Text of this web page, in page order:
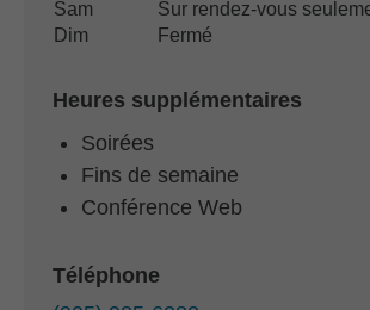
Sam
Sur rendez-vous
Dim
Fermé
Heures supplémentaires
Soirées
Fins de semaine
Conférence Web
Téléphone